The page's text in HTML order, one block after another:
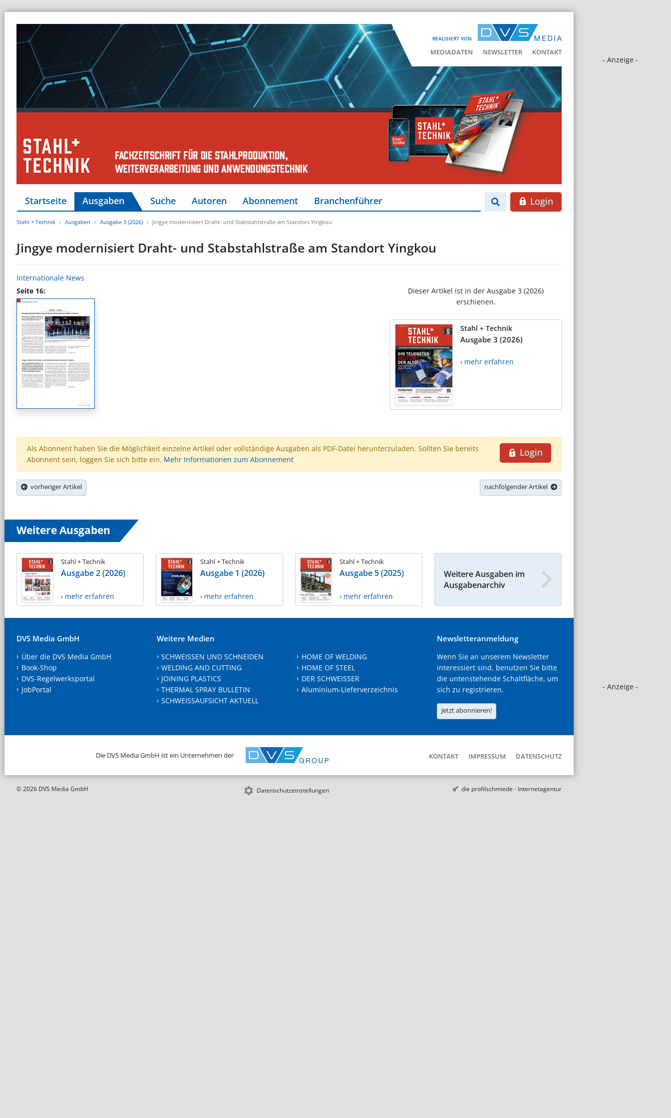
REALISIERT VON
MEDIADATEN NEWSLETTER KONTAKT
- Anzeige -
- Anzeige -
Startseite Ausgaben Suche Autoren Abonnement Branchenführer Login
Stahl + Technik Ausgaben Ausgabe 3 (2026) Jingye modernisiert Draht- und Stabstahlstraße am Standort Yingkou
Jingye modernisiert Draht- und Stabstahlstraße am Standort Yingkou
Internationale News
Seite 16:
Dieser Artikel ist in der Ausgabe 3 (2026)
erschienen.
Stahl + Technik
Ausgabe 3 (2026)
› mehr erfahren
Login
Als Abonnent haben Sie die Möglichkeit einzelne Artikel oder vollständige Ausgaben als PDF-Datei herunterzuladen. Sollten Sie bereits
Abonnent sein, loggen Sie sich bitte ein. Mehr Informationen zum Abonnement
vorheriger Artikel nachfolgender Artikel
Weitere Ausgaben
Stahl + Technik
Ausgabe 2 (2026)
› mehr erfahren
Stahl + Technik
Ausgabe 1 (2026)
› mehr erfahren
Stahl + Technik
Ausgabe 5 (2025)
› mehr erfahren
Weitere Ausgaben im
Ausgabenarchiv
DVS Media GmbH
Über die DVS Media GmbH
Book-Shop
DVS-Regelwerksportal
JobPortal
Weitere Medien
SCHWEISSEN UND SCHNEIDEN
WELDING AND CUTTING
JOINING PLASTICS
THERMAL SPRAY BULLETIN
SCHWEISSAUFSICHT AKTUELL
HOME OF WELDING
HOME OF STEEL
DER SCHWEISSER
Aluminium-Lieferverzeichnis
Newsletteranmeldung
Wenn Sie an unserem Newsletter
interessiert sind, benutzen Sie bitte
die untenstehende Schaltfläche, um
sich zu registrieren.
Jetzt abonnieren!
Die DVS Media GmbH ist ein Unternehmen der KONTAKT IMPRESSUM DATENSCHUTZ
© 2026 DVS Media GmbH Datenschutzeinstellungen die profilschmiede - Internetagentur